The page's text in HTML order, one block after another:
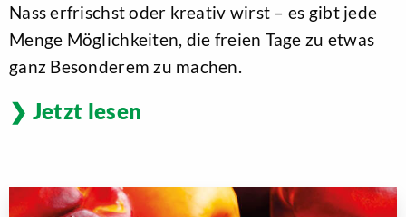
Nass erfrischst oder kreativ wirst – es gibt jede
Menge Möglichkeiten, die freien Tage zu etwas
ganz Besonderem zu machen.
Jetzt lesen